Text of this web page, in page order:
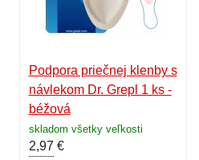
Podpora priečnej klenby s
návlekom Dr. Grepl 1 ks -
béžová
skladom všetky veľkosti
2,97 €